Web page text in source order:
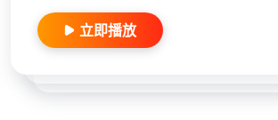
立即播放